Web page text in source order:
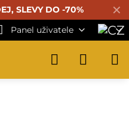
✕
SLEVY DO -70%
Panel uživatele